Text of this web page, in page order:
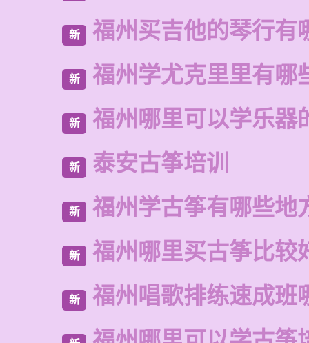
新 福州买吉他的琴行有
新 福州学尤克里里有哪
新 福州哪里可以学乐器
新 泰安古筝培训
新 福州学古筝有哪些地
新 福州哪里买古筝比较
新 福州唱歌排练速成班